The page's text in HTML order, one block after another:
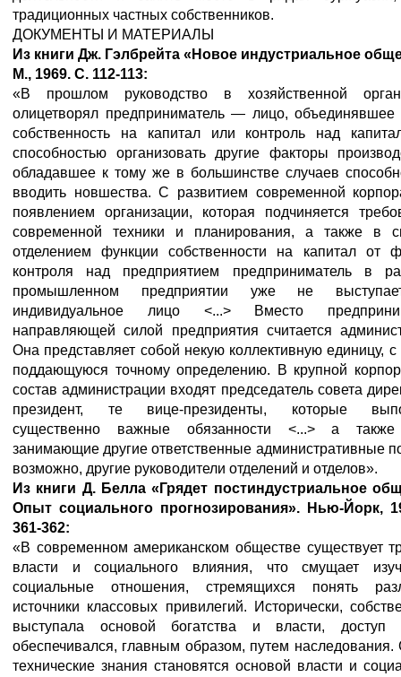
традиционных частных собственников.
ДОКУМЕНТЫ И МАТЕРИАЛЫ
Из книги Дж. Гэлбрейта «Новое индустриальное
М., 1969. С. 112-113:
«В прошлом руководство в хозяйственной
олицетворял предприниматель — лицо, объединявшее
собственность на капитал или контроль над
способностью организовать другие факторы
обладавшее к тому же в большинстве случаев
вводить новшества. С развитием современной
появлением организации, которая подчиняется
современной техники и планирования, а также в
отделением функции собственности на капитал от
контроля над предприятием предприниматель в
промышленном предприятии уже не
индивидуальное лицо <...> Вместо
направляющей силой предприятия считается
Она представляет собой некую коллективную единицу, с
поддающуюся точному определению. В крупной
состав администрации входят председатель совета
президент, те вице-президенты, которые
существенно важные обязанности <...> а
занимающие другие ответственные административные
возможно, другие руководители отделений и отделов».
Из книги Д. Белла «Грядет постиндустриальное
Опыт социального прогнозирования». Нью-Йорк,
361-362:
«В современном американском обществе существует
власти и социального влияния, что смущает
социальные отношения, стремящихся понять
источники классовых привилегий. Исторически,
выступала основой богатства и власти,
обеспечивался, главным образом, путем наследования.
технические знания становятся основой власти и